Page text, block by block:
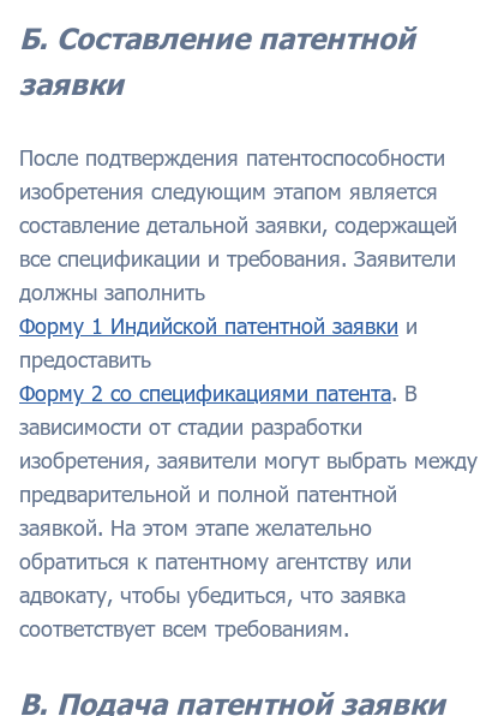
Б. Составление патентной
заявки
После подтверждения патентоспособности
изобретения следующим этапом является
составление детальной заявки, содержащей
все спецификации и требования. Заявители
должны заполнить
Форму 1 Индийской патентной заявки и
предоставить
Форму 2 со спецификациями патента. В
зависимости от стадии разработки
изобретения, заявители могут выбрать между
предварительной и полной патентной
заявкой. На этом этапе желательно
обратиться к патентному агентству или
адвокату, чтобы убедиться, что заявка
соответствует всем требованиям.
В. Подача патентной заявки